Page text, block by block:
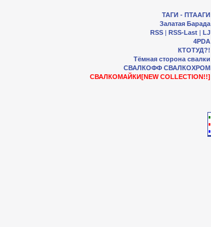
ТАГИ - ПТААГИ
Залатая Барада
RSS | RSS-Last | LJ
4PDA
КТОТУД?!
Тёмная сторона свалки
СВАЛКОФФ СВАЛКОХРОМ
СВАЛКОМАЙКИ[NEW COLLECTION!!]